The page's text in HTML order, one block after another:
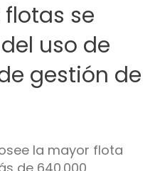
se
uso de
gestión de
la mayor flota